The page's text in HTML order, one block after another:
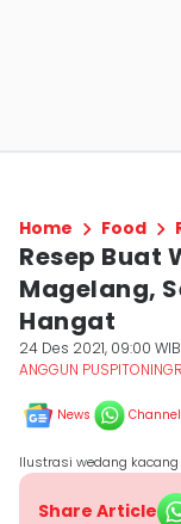
Home Food
Resep Buat
Magelang,
Hangat
24 Des 2021, 09:00 WIB
ANGGUN
News Channel
Ilustrasi wedang
Share Article